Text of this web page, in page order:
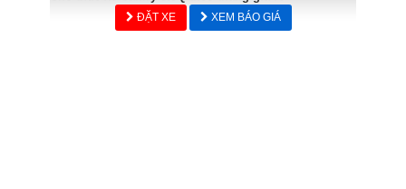
ĐẶT XE XEM BÁO GIÁ